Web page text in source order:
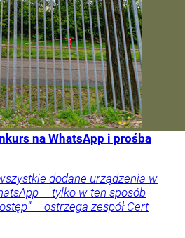
na WhatsApp i prośba
dodane urządzenia w
– tylko w ten sposób
– ostrzega zespół Cert